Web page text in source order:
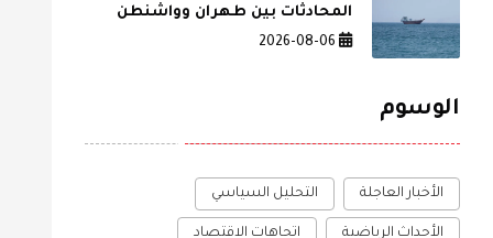
المحادثات بين طهران وواشنطن
الوسوم
الأخبار العاجلة التحليل السياسي
الأحداث الرياضية اتجاهات الاقتصاد